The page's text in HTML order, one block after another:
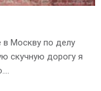
в Москву по делу
скучную дорогу я